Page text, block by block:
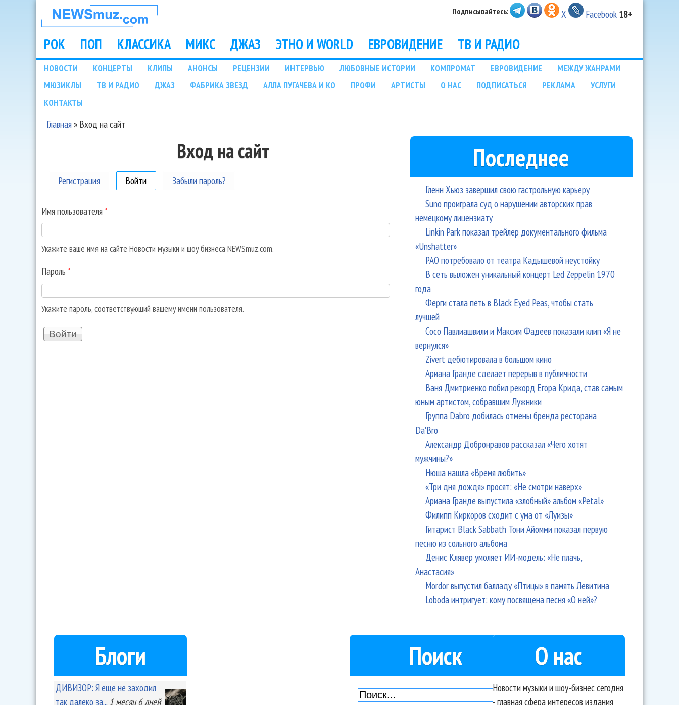
НОВОСТИ
МУЗЫКИ И
ШОУ БИЗНЕСА
NEWSMUZ.COM
Подписывайтесь: X Facebook 18+
Main menu
РОК ПОП КЛАССИКА МИКС ДЖАЗ ЭТНО И WORLD ЕВРОВИДЕНИЕ ТВ И РАДИО
Подразделы
НОВОСТИ КОНЦЕРТЫ КЛИПЫ АНОНСЫ РЕЦЕНЗИИ ИНТЕРВЬЮ ЛЮБОВНЫЕ ИСТОРИИ КОМПРОМАТ ЕВРОВИДЕНИЕ
МЕЖДУ ЖАНРАМИ
МЮЗИКЛЫ
ТВ И РАДИО ДЖАЗ ФАБРИКА ЗВЕЗД АЛЛА ПУГАЧЕВА И КО ПРОФИ АРТИСТЫ О НАС ПОДПИСАТЬСЯ РЕКЛАМА
УСЛУГИ
КОНТАКТЫ
Вы здесь
Главная» Вход на сайт
Вход на сайт
Регистрация Войти (активная вкладка)
Забыли пароль?
Имя пользователя *
Укажите ваше имя на сайте Новости музыки и шоу бизнеса NEWSmuz.com.
Пароль *
Укажите пароль, соответствующий вашему имени пользователя.
Последнее
Гленн Хьюз завершил свою гастрольную карьеру
Suno проиграла суд о нарушении авторских прав
немецкому лицензиату
Linkin Park показал трейлер документального фильма
«Unshatter»
РАО потребовало от театра Кадышевой неустойку
В сеть выложен уникальный концерт Led Zeppelin 1970
года
Ферги стала петь в Black Eyed Peas, чтобы стать
лучшей
Сосо Павлиашвили и Максим Фадеев показали клип «Я не
вернулся»
Zivert дебютировала в большом кино
Ариана Гранде сделает перерыв в публичности
Ваня Дмитриенко побил рекорд Егора Крида, став самым
юным артистом, собравшим Лужники
Группа Dabro добилась отмены бренда ресторана
Da'Bro
Александр Добронравов рассказал «Чего хотят
мужчины?»
Нюша нашла «Время любить»
«Три дня дождя» просят: «Не смотри наверх»
Ариана Гранде выпустила «злобный» альбом «Petal»
Филипп Киркоров сходит с ума от «Луизы»
Гитарист Black Sabbath Тони Айомми показал первую
песню из сольного альбома
Денис Клявер умоляет ИИ-модель: «Не плачь,
Анастасия»
Mordor выпустил балладу «Птицы» в память Левитина
Loboda интригует: кому посвящена песня «О ней»?
Блоги
ДИВИЗОР: Я еще не заходил
так далеко за... 1 месяц 6 дней
Поиск О нас
Новости музыки и шоу-бизнес сегодня
- главная сфера интересов издания